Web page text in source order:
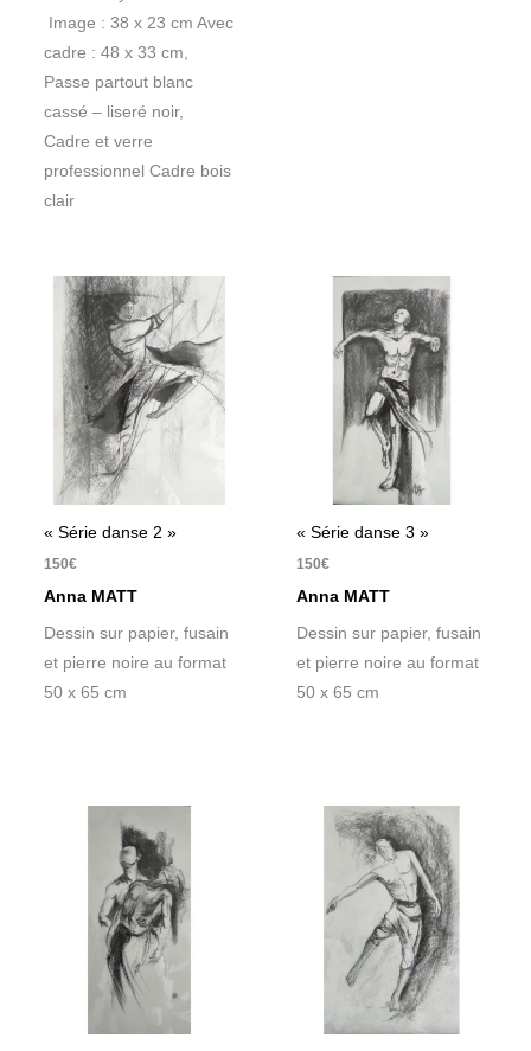
Image : 38 x 23 cm Avec
cadre : 48 x 33 cm,
Passe partout blanc
cassé – liseré noir,
Cadre et verre
professionnel Cadre bois
clair
« Série danse 2 »
150€
Anna MATT
Dessin sur papier, fusain
et pierre noire au format
50 x 65 cm
« Série danse 3 »
150€
Anna MATT
Dessin sur papier, fusain
et pierre noire au format
50 x 65 cm